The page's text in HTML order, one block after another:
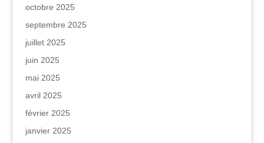
octobre 2025
septembre 2025
juillet 2025
juin 2025
mai 2025
avril 2025
février 2025
janvier 2025